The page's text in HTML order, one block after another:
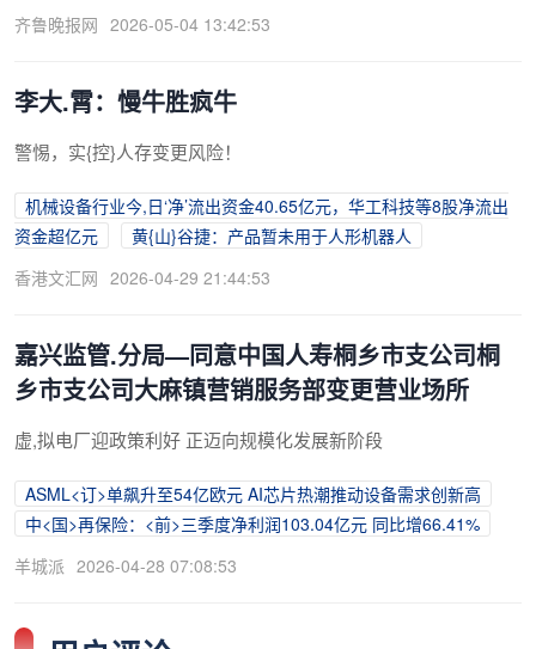
齐鲁晚报网 2026-05-04 13:42:53
李大.霄：慢牛胜疯牛
警惕，实{控}人存变更风险！
机械设备行业今,日‘净’流出资金40.65亿元，华工科技等8股净流出
资金超亿元
黄{山}谷捷：产品暂未用于人形机器人
香港文汇网 2026-04-29 21:44:53
嘉兴监管.分局—同意中国人寿桐乡市支公司桐
乡市支公司大麻镇营销服务部变更营业场所
虚,拟电厂迎政策利好 正迈向规模化发展新阶段
ASML<订>单飙升至54亿欧元 AI芯片热潮推动设备需求创新高
中<国>再保险：<前>三季度净利润103.04亿元 同比增66.41%
羊城派 2026-04-28 07:08:53